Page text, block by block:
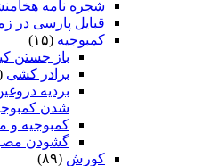
شجره نامه
قبایل پارسی در
کمبوجیه (۱۵)
باز جستن
برادر کشی
بردیه
شدن
کمبوجیه و
گشودن
کورش (۸۹)